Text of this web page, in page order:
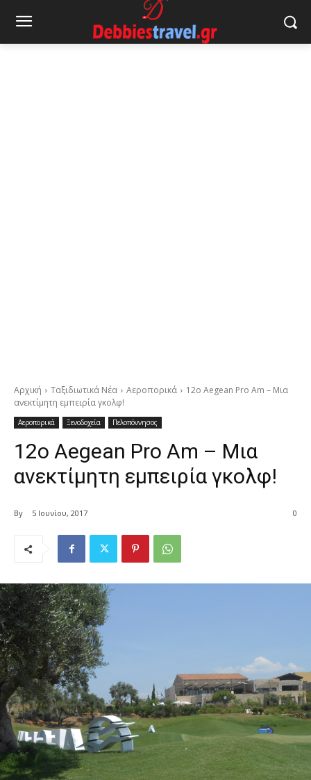
Αρχική Ταξιδιωτικά Νέα Αεροπορικά
12o Aegean Pro Am – Μια
ανεκτίμητη εμπειρία γκολφ!
Αεροπορικά Ξενοδοχεία Πελοπόννησος
12o Aegean Pro Am – Μια
ανεκτίμητη εμπειρία γκολφ!
By 5 Ιουνίου, 2017 0